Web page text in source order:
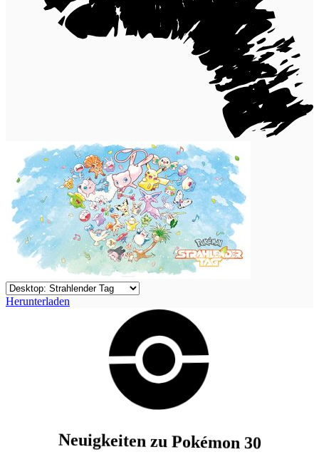
Herunterladen
Neuigkeiten zu Pokémon 30